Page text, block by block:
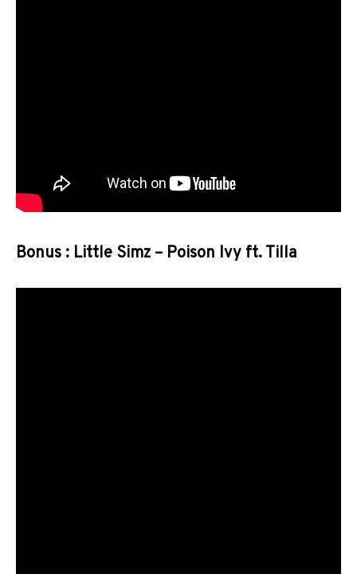
Bonus : Little Simz – Poison Ivy ft. Tilla